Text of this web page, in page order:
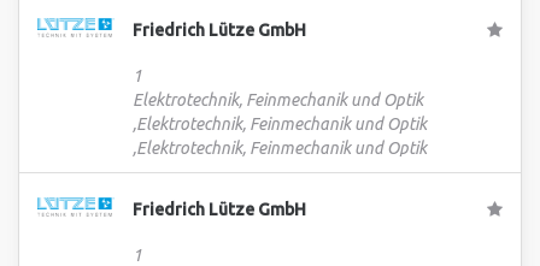
Friedrich Lütze GmbH
1
Elektrotechnik, Feinmechanik und Optik
,Elektrotechnik, Feinmechanik und Optik
,Elektrotechnik, Feinmechanik und Optik
Friedrich Lütze GmbH
1